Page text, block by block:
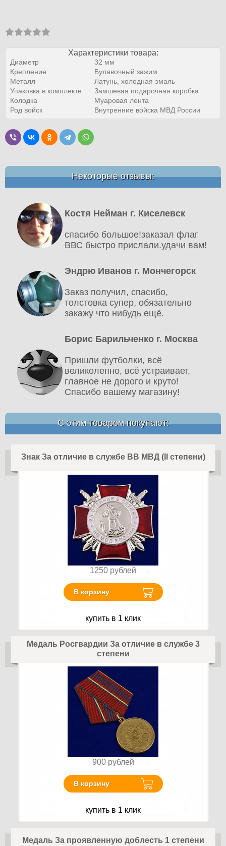
Характеристики товара:
Диаметр
32 мм
Крепление
Булавочный зажим
Металл
Латунь, холодная эмаль
Упаковка в комплекте
Замшевая подарочная коробка
Колодка
Муаровая лента
Род войск
Внутренние войска МВД России
Некоторые отзывы:
Костя Нейман г. Киселевск
спасибо большое!заказал флаг
ВВС быстро прислали.удачи вам!
Эндрю Иванов г. Мончегорск
Заказ получил, спасибо,
толстовка супер, обязательно
закажу что нибудь ещё.
Борис Барильченко г. Москва
Пришли футболки, всё
великолепно, всё устраивает,
главное не дорого и круто!
Спасибо вашему магазину!
С этим товаром покупают:
Знак За отличие в службе ВВ МВД (II степени)
1250 рублей
В корзину
купить в 1 клик
Медаль Росгвардии За отличие в службе 3
степени
900 рублей
В корзину
купить в 1 клик
Медаль За проявленную доблесть 1 степени